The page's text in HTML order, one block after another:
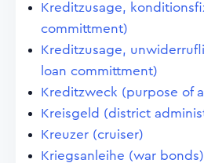
Kreditzusage,
committment)
Kreditzusage,
loan committment)
Kreditzweck (purpose of
Kreisgeld (district
Kreuzer (cruiser)
Kriegsanleihe (war bonds)